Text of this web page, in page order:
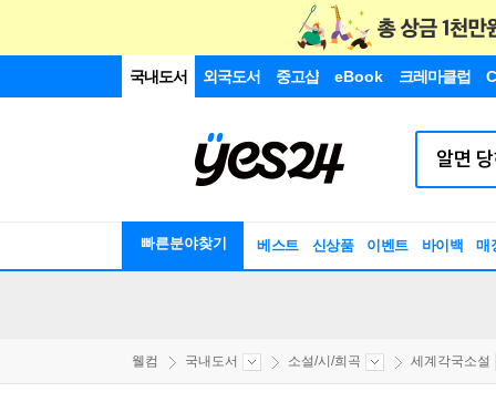
국내도서 외국도서 중고샵 eBook 크레마클럽
빠른분야찾기 베스트 신상품 이벤트 바이백 매
웰컴 국내도서 소설/시/희곡 세계각국소설